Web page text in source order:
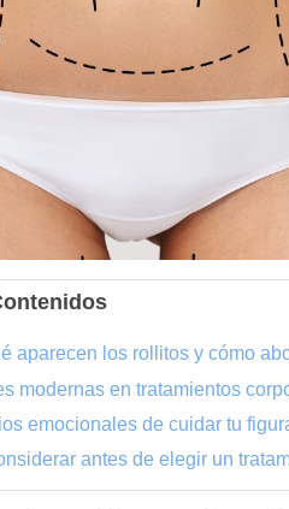
aparecen los rollitos y cómo
modernas en tratamientos
emocionales de cuidar tu
antes de elegir un